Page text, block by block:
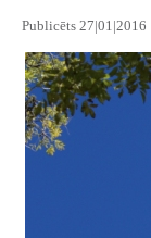
Publicēts 27|01|2016